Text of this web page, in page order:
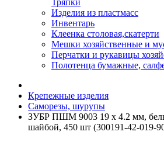
Тряпки
Изделия из пластмасс
Инвентарь
Клеенка столовая,скатерти
Мешки хозяйственные и
Перчатки и рукавицы
Полотенца бумажные,
Крепежные изделия
Саморезы, шурупы
ЗУБР ПШМ 9003 19 х 4.2 мм,
шайбой, 450 шт (300191-42-019-